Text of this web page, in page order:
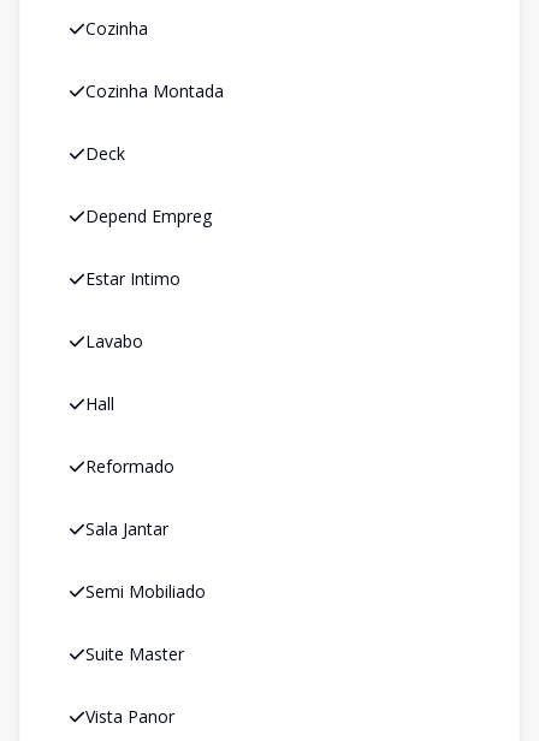
Cozinha
Cozinha Montada
Deck
Depend Empreg
Estar Intimo
Lavabo
Hall
Reformado
Sala Jantar
Semi Mobiliado
Suite Master
Vista Panor